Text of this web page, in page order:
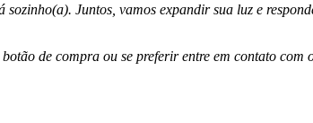
sozinho(a). Juntos, vamos expandir sua luz e
de compra ou se preferir entre em contato com